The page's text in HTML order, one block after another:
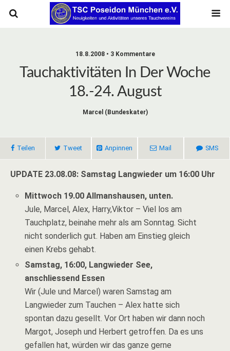
18.8.2008 • 3 Kommentare
Tauchaktivitäten In Der Woche
18.-24. August
Marcel (bundeskater)
Teilen Tweet Anpinnen Mail SMS
UPDATE 23.08.08: Samstag Langwieder um 16:00 Uhr
Mittwoch 19.00 Allmanshausen, unten.
Jule, Marcel, Alex, Harry,Viktor – Viel los am
Tauchplatz, beinahe mehr als am Sonntag. Sicht
nicht sonderlich gut. Haben am Einstieg gleich
einen Krebs gehabt.
Samstag, 16:00, Langwieder See,
anschliessend Essen
Wir (Jule und Marcel) waren Samstag am
Langwieder zum Tauchen – Alex hatte sich
spontan dazu gesellt. Vor Ort haben wir dann noch
Margot, Joseph und Herbert getroffen. Da es uns
gefallen hat, würden wir das ganze gerne